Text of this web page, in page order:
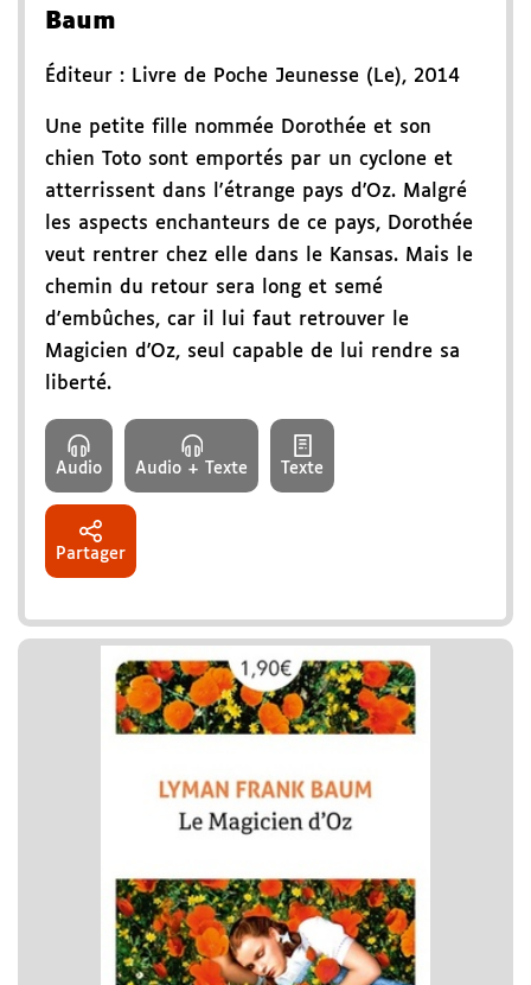
Baum
Éditeur : Livre de Poche Jeunesse (Le), 2014
Une petite fille nommée Dorothée et son
chien Toto sont emportés par un cyclone et
atterrissent dans l'étrange pays d'Oz. Malgré
les aspects enchanteurs de ce pays, Dorothée
veut rentrer chez elle dans le Kansas. Mais le
chemin du retour sera long et semé
d'embûches, car il lui faut retrouver le
Magicien d'Oz, seul capable de lui rendre sa
liberté.
Audio Audio + Texte Texte
Partager